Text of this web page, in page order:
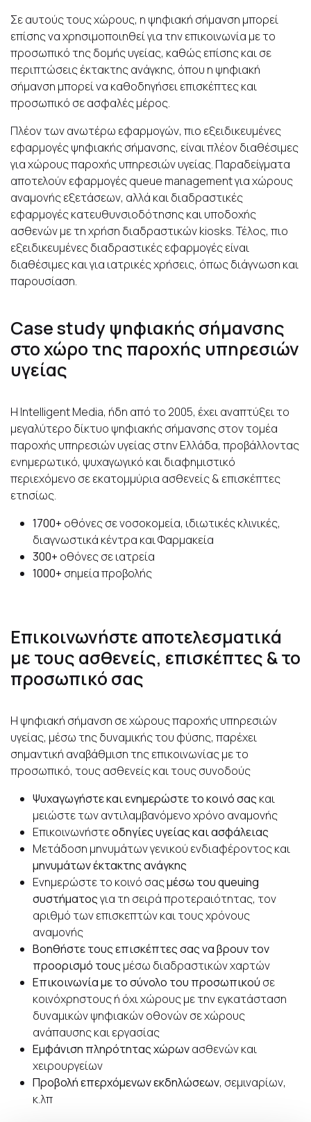
Σε αυτούς τους χώρους, η ψηφιακή σήμανση μπορεί
επίσης να χρησιμοποιηθεί για την επικοινωνία με το
προσωπικό της δομής υγείας, καθώς επίσης και σε
περιπτώσεις έκτακτης ανάγκης, όπου η ψηφιακή
σήμανση μπορεί να καθοδηγήσει επισκέπτες και
προσωπικό σε ασφαλές μέρος.
Πλέον των ανωτέρω εφαρμογών, πιο εξειδικευμένες
εφαρμογές ψηφιακής σήμανσης, είναι πλέον διαθέσιμες
για χώρους παροχής υπηρεσιών υγείας. Παραδείγματα
αποτελούν εφαρμογές queue management για χώρους
αναμονής εξετάσεων, αλλά και διαδραστικές
εφαρμογές κατευθυνσιοδότησης και υποδοχής
ασθενών με τη χρήση διαδραστικών kiosks. Τέλος, πιο
εξειδικευμένες διαδραστικές εφαρμογές είναι
διαθέσιμες και για ιατρικές χρήσεις, όπως διάγνωση και
παρουσίαση.
Case study ψηφιακής σήμανσης
στο χώρο της παροχής υπηρεσιών
υγείας
H Intelligent Media, ήδη από το 2005, έχει αναπτύξει το
μεγαλύτερο δίκτυο ψηφιακής σήμανσης στον τομέα
παροχής υπηρεσιών υγείας στην Ελλάδα, προβάλλοντας
ενημερωτικό, ψυχαγωγικό και διαφημιστικό
περιεχόμενο σε εκατομμύρια ασθενείς & επισκέπτες
ετησίως.
1700+ οθόνες σε νοσοκομεία, ιδιωτικές κλινικές,
διαγνωστικά κέντρα και Φαρμακεία
300+ οθόνες σε ιατρεία
1000+ σημεία προβολής
Επικοινωνήστε αποτελεσματικά
με τους ασθενείς, επισκέπτες & το
προσωπικό σας
Η ψηφιακή σήμανση σε χώρους παροχής υπηρεσιών
υγείας, μέσω της δυναμικής του φύσης, παρέχει
σημαντική αναβάθμιση της επικοινωνίας με το
προσωπικό, τους ασθενείς και τους συνοδούς
Ψυχαγωγήστε και ενημερώστε το κοινό σας και
μειώστε των αντιλαμβανόμενο χρόνο αναμονής
Επικοινωνήστεοδηγίες υγείας και ασφάλειας
Μετάδοση μηνυμάτων γενικού ενδιαφέροντος και
μηνυμάτων έκτακτης ανάγκης
Ενημερώστε το κοινό σαςμέσω του queuing
συστήματοςγια τη σειρά προτεραιότητας, τον
αριθμό των επισκεπτών και τους χρόνους
αναμονής
Βοηθήστε τους επισκέπτες σας να βρουν τον
προορισμό τους μέσω διαδραστικών χαρτών
Επικοινωνία με το σύνολο του προσωπικού σε
κοινόχρηστους ή όχι χώρους με την εγκατάσταση
δυναμικών ψηφιακών οθονών σε χώρους
ανάπαυσης και εργασίας
Εμφάνιση πληρότητας χώρωνασθενών και
χειρουργείων
Προβολή επερχόμενων εκδηλώσεων, σεμιναρίων,
κ.λπ